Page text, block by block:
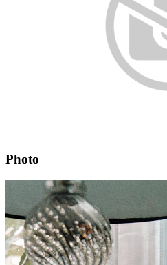
Photo